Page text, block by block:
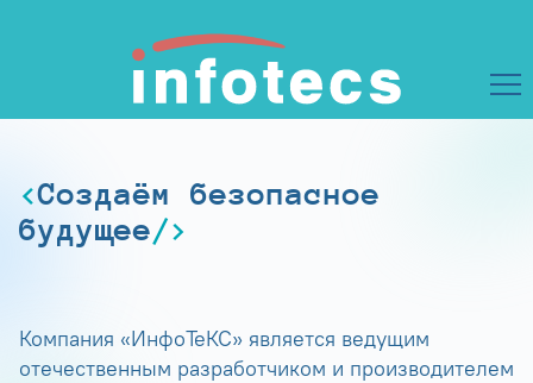
Создаём безопасное
будущее
Компания «ИнфоТеКС» является ведущим
отечественным разработчиком и производителем